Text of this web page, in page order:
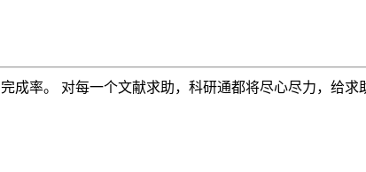
率。 对每一个文献求助，科研通都将尽心尽力，给求